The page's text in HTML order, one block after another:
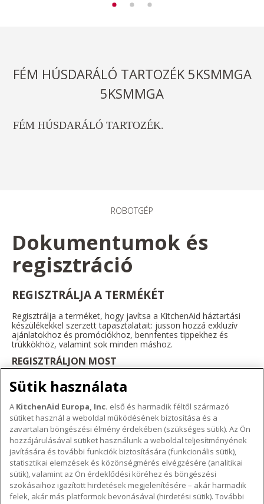
FÉM HÚSDARÁLÓ TARTOZÉK 5KSMMGA
5KSMMGA
FÉM HÚSDARÁLÓ TARTOZÉK.
ROBOTGÉP
Dokumentumok és
regisztráció
REGISZTRÁLJA A TERMÉKÉT
Regisztrálja a terméket, hogy javítsa a KitchenAid háztartási
készülékekkel szerzett tapasztalatait: jusson hozzá exkluzív
ajánlatokhoz és promóciókhoz, bennfentes tippekhez és
trükkökhöz, valamint sok minden máshoz.
REGISZTRÁLJON MOST
A KITCHENAID MÁRKÁRÓL
A márka lényege
A márka története
ODR
TÁMOGATÁS
Hol lehet megvenni
Garancia és dokumentumok
KÖVESSEN BENNÜNKET
Sütik használata
A KitchenAid Europa, Inc. első és harmadik féltől származó
sütiket használ a weboldal működésének biztosítása és a
zavartalan böngészési élmény érdekében (szükséges sütik). Az Ön
hozzájárulásával sütiket használunk a weboldal teljesítményének
javítására és további funkciók biztosítására (funkcionális sütik),
statisztikai elemzések és közönségmérés elvégzésére (analitikai
sütik), valamint az Ön érdeklődési köréhez és böngészési
szokásaihoz igazított hirdetések megjelenítésére – akár harmadik
felek, akár más platformok bevonásával (hirdetési sütik). További